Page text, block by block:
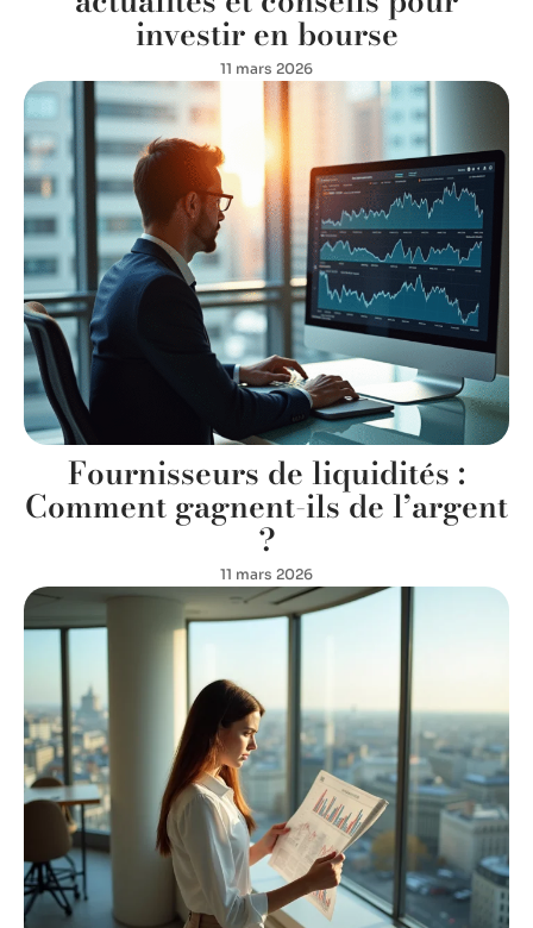
investir en bourse
11 mars 2026
Fournisseurs de liquidités :
Comment gagnent-ils de l’argent
?
11 mars 2026